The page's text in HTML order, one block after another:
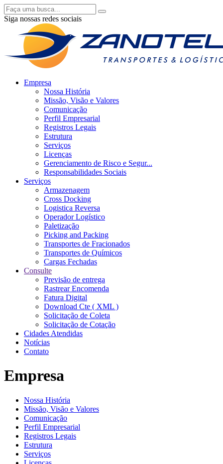
Siga nossas redes sociais
Empresa
Nossa História
Missão, Visão e Valores
Comunicação
Perfil Empresarial
Registros Legais
Estrutura
Serviços
Licenças
Gerenciamento de Risco e Segur...
Responsabilidades Sociais
Serviços
Armazenagem
Cross Docking
Logistica Reversa
Operador Logístico
Paletização
Picking and Packing
Transportes de Fracionados
Transportes de Químicos
Cargas Fechadas
Consulte
Previsão de entrega
Rastrear Encomenda
Fatura Digital
Download Cte ( XML )
Solicitação de Coleta
Solicitação de Cotação
Cidades Atendidas
Notícias
Contato
Empresa
Nossa História
Missão, Visão e Valores
Comunicação
Perfil Empresarial
Registros Legais
Estrutura
Serviços